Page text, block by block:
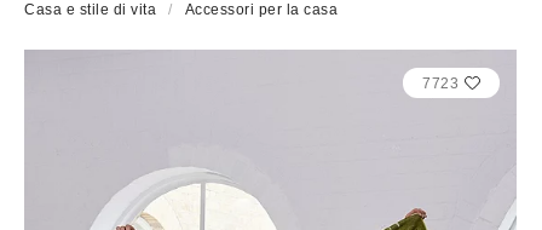
Casa e stile di vita Accessori per la casa
7723